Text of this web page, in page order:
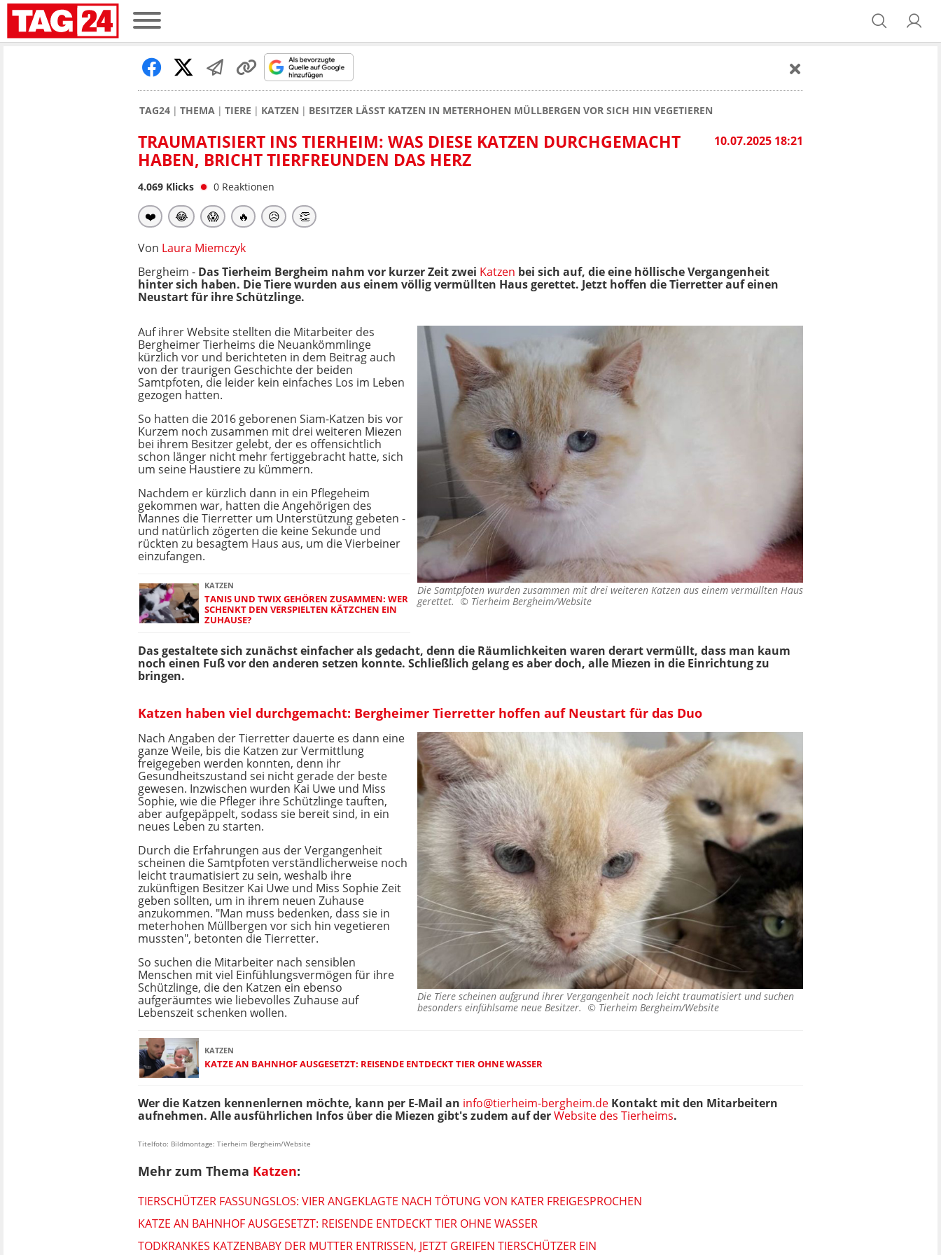
TAG24 THEMA TIERE KATZEN BESITZER LÄSST KATZEN IN METERHOHEN MÜLLBERGEN VOR SICH HIN VEGETIEREN
10.07.2025 18:21
TRAUMATISIERT INS TIERHEIM: WAS DIESE KATZEN DURCHGEMACHT
HABEN, BRICHT TIERFREUNDEN DAS HERZ
4.069 Klicks 0 Reaktionen
❤️ 😂 😱 🔥 😥 👏
Von Laura Miemczyk
Bergheim - Das Tierheim Bergheim nahm vor kurzer Zeit zwei Katzen bei sich auf, die eine höllische Vergangenheit
hinter sich haben. Die Tiere wurden aus einem völlig vermüllten Haus gerettet. Jetzt hoffen die Tierretter auf einen
Neustart für ihre Schützlinge.
Die Samtpfoten wurden zusammen mit drei weiteren Katzen aus einem vermüllten Haus
gerettet. © Tierheim Bergheim/Website
Auf ihrer Website stellten die Mitarbeiter des
Bergheimer Tierheims die Neuankömmlinge
kürzlich vor und berichteten in dem Beitrag auch
von der traurigen Geschichte der beiden
Samtpfoten, die leider kein einfaches Los im Leben
gezogen hatten.
So hatten die 2016 geborenen Siam-Katzen bis vor
Kurzem noch zusammen mit drei weiteren Miezen
bei ihrem Besitzer gelebt, der es offensichtlich
schon länger nicht mehr fertiggebracht hatte, sich
um seine Haustiere zu kümmern.
Nachdem er kürzlich dann in ein Pflegeheim
gekommen war, hatten die Angehörigen des
Mannes die Tierretter um Unterstützung gebeten -
und natürlich zögerten die keine Sekunde und
rückten zu besagtem Haus aus, um die Vierbeiner
einzufangen.
KATZEN
TANIS UND TWIX GEHÖREN ZUSAMMEN: WER
SCHENKT DEN VERSPIELTEN KÄTZCHEN EIN
ZUHAUSE?
Das gestaltete sich zunächst einfacher als gedacht, denn die Räumlichkeiten waren derart vermüllt, dass man kaum
noch einen Fuß vor den anderen setzen konnte. Schließlich gelang es aber doch, alle Miezen in die Einrichtung zu
bringen.
Katzen haben viel durchgemacht: Bergheimer Tierretter hoffen auf Neustart für das Duo
Die Tiere scheinen aufgrund ihrer Vergangenheit noch leicht traumatisiert und suchen
besonders einfühlsame neue Besitzer. © Tierheim Bergheim/Website
Nach Angaben der Tierretter dauerte es dann eine
ganze Weile, bis die Katzen zur Vermittlung
freigegeben werden konnten, denn ihr
Gesundheitszustand sei nicht gerade der beste
gewesen. Inzwischen wurden Kai Uwe und Miss
Sophie, wie die Pfleger ihre Schützlinge tauften,
aber aufgepäppelt, sodass sie bereit sind, in ein
neues Leben zu starten.
Durch die Erfahrungen aus der Vergangenheit
scheinen die Samtpfoten verständlicherweise noch
leicht traumatisiert zu sein, weshalb ihre
zukünftigen Besitzer Kai Uwe und Miss Sophie Zeit
geben sollten, um in ihrem neuen Zuhause
anzukommen. "Man muss bedenken, dass sie in
meterhohen Müllbergen vor sich hin vegetieren
mussten", betonten die Tierretter.
So suchen die Mitarbeiter nach sensiblen
Menschen mit viel Einfühlungsvermögen für ihre
Schützlinge, die den Katzen ein ebenso
aufgeräumtes wie liebevolles Zuhause auf
Lebenszeit schenken wollen.
KATZEN
KATZE AN BAHNHOF AUSGESETZT: REISENDE ENTDECKT TIER OHNE WASSER
Wer die Katzen kennenlernen möchte, kann per E-Mail an info@tierheim-bergheim.de Kontakt mit den Mitarbeitern
aufnehmen. Alle ausführlichen Infos über die Miezen gibt's zudem auf derWebsite des Tierheims.
Titelfoto: Bildmontage: Tierheim Bergheim/Website
Mehr zum Thema Katzen:
TIERSCHÜTZER FASSUNGSLOS: VIER ANGEKLAGTE NACH TÖTUNG VON KATER FREIGESPROCHEN
KATZE AN BAHNHOF AUSGESETZT: REISENDE ENTDECKT TIER OHNE WASSER
TODKRANKES KATZENBABY DER MUTTER ENTRISSEN, JETZT GREIFEN TIERSCHÜTZER EIN